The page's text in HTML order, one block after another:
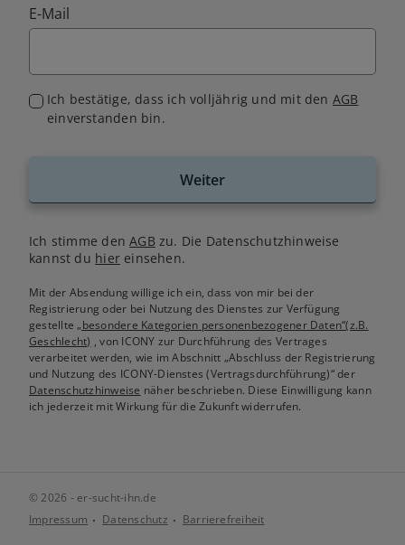
E-Mail
Ich bestätige, dass ich volljährig und mit den AGB
einverstanden bin.
Weiter
Ich stimme denAGB zu. Die Datenschutzhinweise
kannst du hiereinsehen.
Mit der Absendung willige ich ein, dass von mir bei der
Registrierung oder bei Nutzung des Dienstes zur Verfügung
gestellte„besondere Kategorien personenbezogener Daten“(z.B.
Geschlecht) , von ICONY zur Durchführung des Vertrages
verarbeitet werden, wie im Abschnitt „Abschluss der Registrierung
und Nutzung des ICONY-Dienstes (Vertragsdurchführung)“ der
Datenschutzhinweise näher beschrieben. Diese Einwilligung kann
ich jederzeit mit Wirkung für die Zukunft widerrufen.
© 2026 - er-sucht-ihn.de
Impressum
Datenschutz Barrierefreiheit